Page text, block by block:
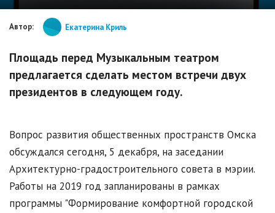
Автор: Екатерина Криль
Площадь перед Музыкальным театром
предлагается сделать местом встречи двух
президентов в следующем году.
Вопрос развития общественных пространств Омска
обсуждался сегодня, 5 декабря, на заседании
Архитектурно-градостроительного совета в мэрии.
Работы на 2019 год запланированы в рамках
программы "Формирование комфортной городской